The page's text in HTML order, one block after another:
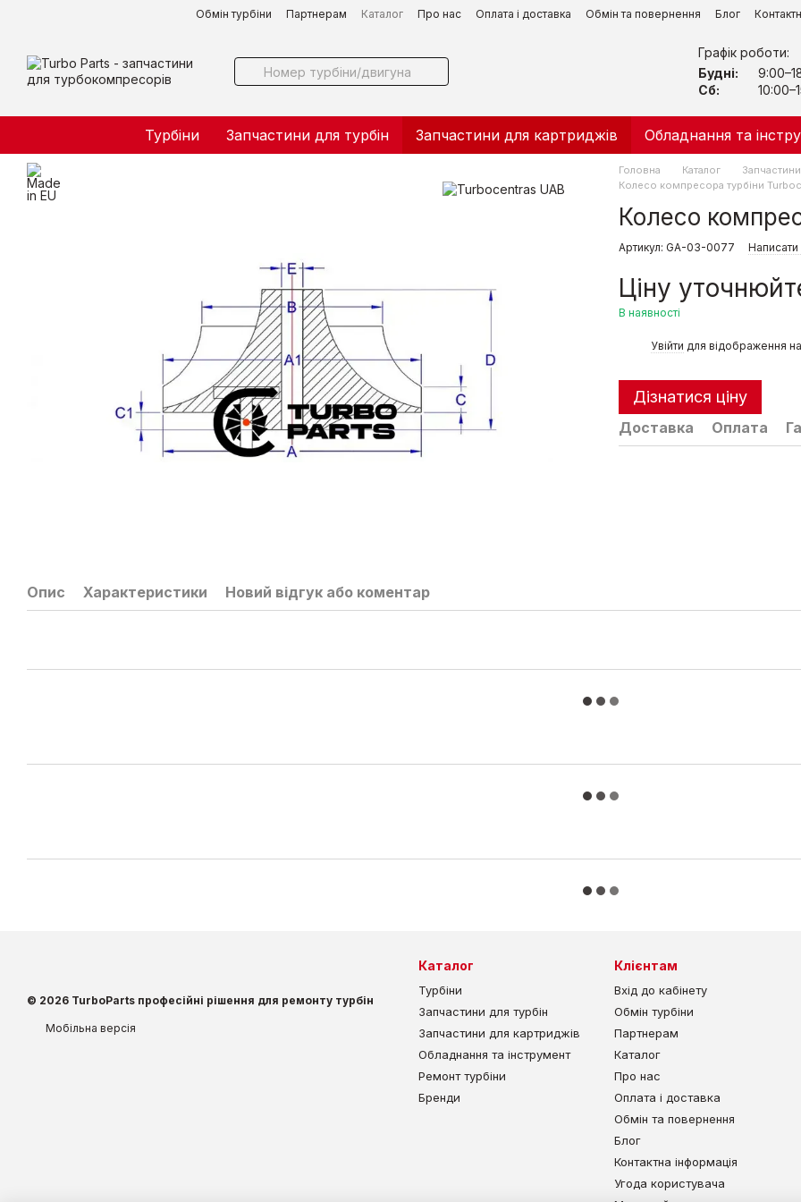
Перейти до основного контентуОбмін турбіни Партнерам Каталог Про нас Оплата і доставка Обмін та повернення Блог
Графік роботи:
Будні:
Сб:
Турбіни Запчастини для турбін Запчастини для картриджів Обладнання та
Головна Каталог
Колесо компреcора турбіни
Колесо
Артикул: GA-03-0077 Написати
Ціну
В наявності
Увійти для відображення
Дізнатися ціну
Доставка Оплата
Опис Характеристики Новий відгук або коментар
© 2026 TurboParts професійні рішення для ремонту турбін
Мобільна версія
Каталог
Турбіни
Запчастини для турбін
Запчастини для картриджів
Обладнання та інструмент
Ремонт турбіни
Бренди
Клієнтам
Вхід до кабінету
Обмін турбіни
Партнерам
Каталог
Про нас
Оплата і доставка
Обмін та повернення
Блог
Контактна інформація
Угода користувача